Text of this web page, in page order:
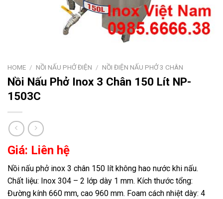
HOME / NỒI NẤU PHỞ ĐIỆN / NỒI ĐIỆN NẤU PHỞ 3 CHÂN
Nồi Nấu Phở Inox 3 Chân 150 Lít NP-
1503C
Giá: Liên hệ
Nồi nấu phở inox 3 chân 150 lít không hao nước khi nấu.
Chất liệu: Inox 304 – 2 lớp dày 1 mm. Kích thước tổng:
Đường kính 660 mm, cao 960 mm. Foam cách nhiệt dày: 4